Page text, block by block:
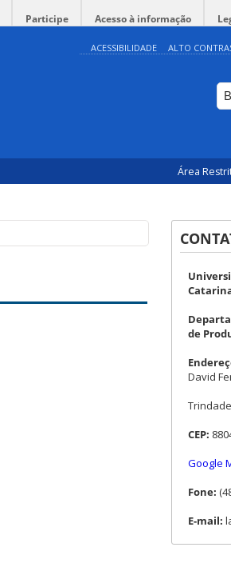
Participe Acesso à informação
ACESSIBILIDADE ALTO
Área
de
David
CEP:
Google
Fone:
E-mail: